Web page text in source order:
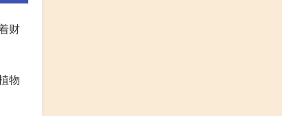
财
物